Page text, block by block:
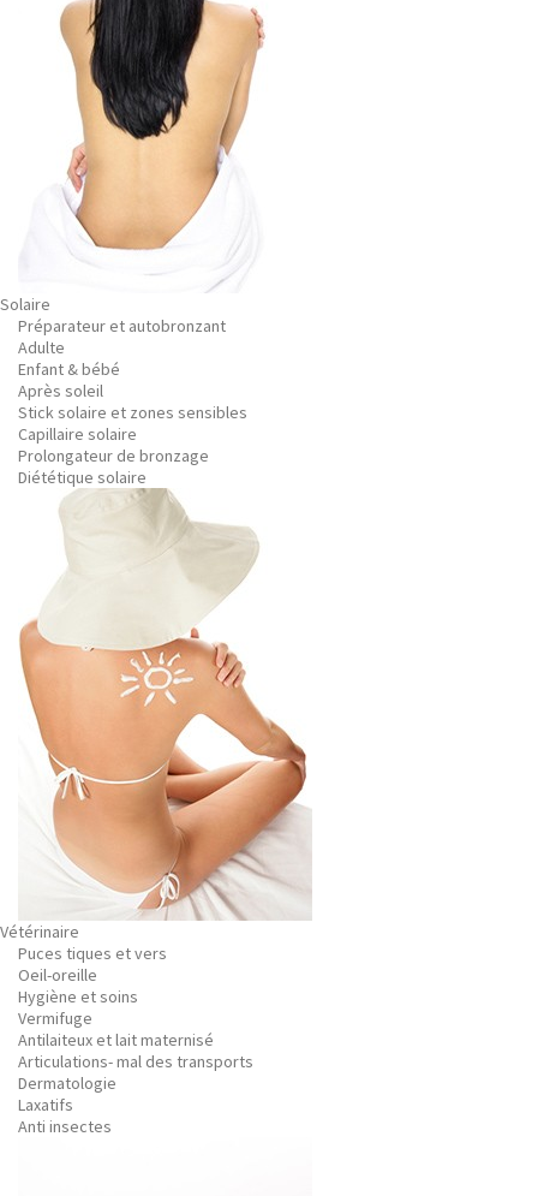
Solaire
Préparateur et autobronzant
Adulte
Enfant & bébé
Après soleil
Stick solaire et zones sensibles
Capillaire solaire
Prolongateur de bronzage
Diététique solaire
Vétérinaire
Puces tiques et vers
Oeil-oreille
Hygiène et soins
Vermifuge
Antilaiteux et lait maternisé
Articulations- mal des transports
Dermatologie
Laxatifs
Anti insectes